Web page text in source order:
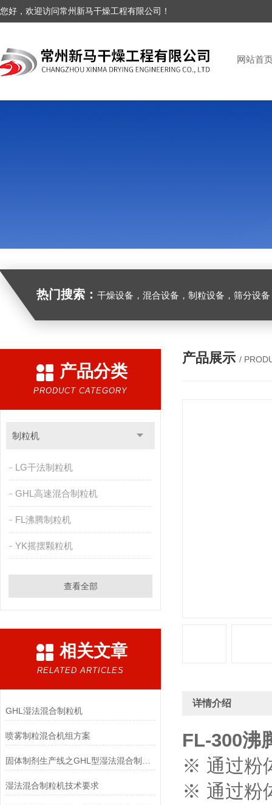
您好，欢迎访问常州新马干燥工程有限公司！
网站首
热门搜索： 干燥设备，混合设备，制粒设备，筛分设
产品分类
PRODUCT CATEGORY
制粒机
LG干法制粒机
GHL高速混合制粒机
FL沸腾制粒机
YK摇摆颗粒机
查看全部
相关文章
RELATED ARTICLES
GHL湿法混合制粒机
喷雾制粒混合机组方案
湿法混合制粒机技术要求
产品展示 /
详情介绍
FL-300沸
※ 通过粉
※ 通过粉